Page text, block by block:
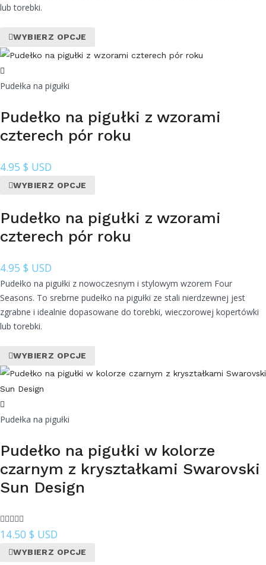
lub torebki.
WYBIERZ OPCJE
Pudełka na pigułki
Pudełko na pigułki z wzorami
czterech pór roku
4.95 $ USD
WYBIERZ OPCJE
Pudełko na pigułki z wzorami
czterech pór roku
4.95 $ USD
Pudełko na pigułki z nowoczesnym i stylowym wzorem Four
Seasons. To srebrne pudełko na pigułki ze stali nierdzewnej jest
zgrabne i idealnie dopasowane do torebki, wieczorowej kopertówki
lub torebki.
WYBIERZ OPCJE
Pudełka na pigułki
Pudełko na pigułki w kolorze
czarnym z kryształkami Swarovski
Sun Design
14.50 $ USD
WYBIERZ OPCJE